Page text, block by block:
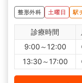
整形外科 土曜日 駅
診療時間
9:00～12:00
13:30～17:00